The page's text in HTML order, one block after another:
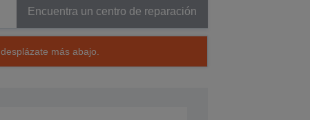
Encuentra un centro de reparación
más abajo.